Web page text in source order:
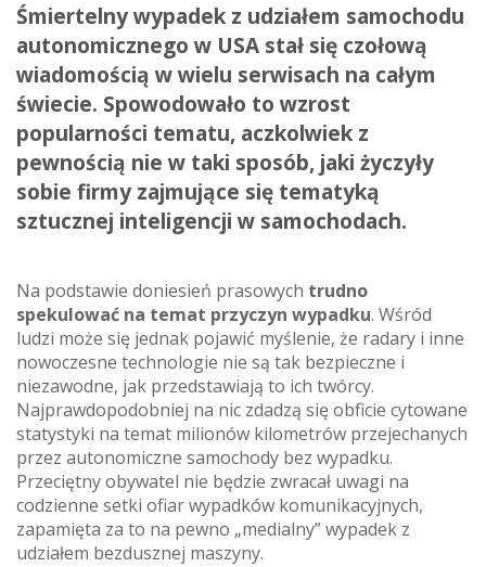
Śmiertelny wypadek z udziałem samochodu
autonomicznego w USA stał się czołową
wiadomością w wielu serwisach na całym
świecie. Spowodowało to wzrost
popularności tematu, aczkolwiek z
pewnością nie w taki sposób, jaki życzyły
sobie firmy zajmujące się tematyką
sztucznej inteligencji w samochodach.
Na podstawie doniesień prasowych trudno
spekulować na temat przyczyn wypadku. Wśród
ludzi może się jednak pojawić myślenie, że radary i inne
nowoczesne technologie nie są tak bezpieczne i
niezawodne, jak przedstawiają to ich twórcy.
Najprawdopodobniej na nic zdadzą się obficie cytowane
statystyki na temat milionów kilometrów przejechanych
przez autonomiczne samochody bez wypadku.
Przeciętny obywatel nie będzie zwracał uwagi na
codzienne setki ofiar wypadków komunikacyjnych,
zapamięta za to na pewno „medialny” wypadek z
udziałem bezdusznej maszyny.